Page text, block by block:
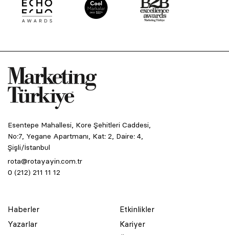
Esentepe Mahallesi, Kore Şehitleri Caddesi,
No:7, Yegane Apartmanı, Kat: 2, Daire: 4,
Şişli/İstanbul
rota@rotayayin.com.tr
0 (212) 211 11 12
Haberler
Yazarlar
Etkinlikler
Kariyer